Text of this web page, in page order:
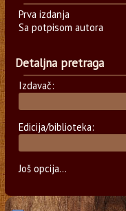
Prva izdanja
Sa potpisom autora
Detaljna pretraga
Izdavač:
Edicija/biblioteka:
Još opcija...